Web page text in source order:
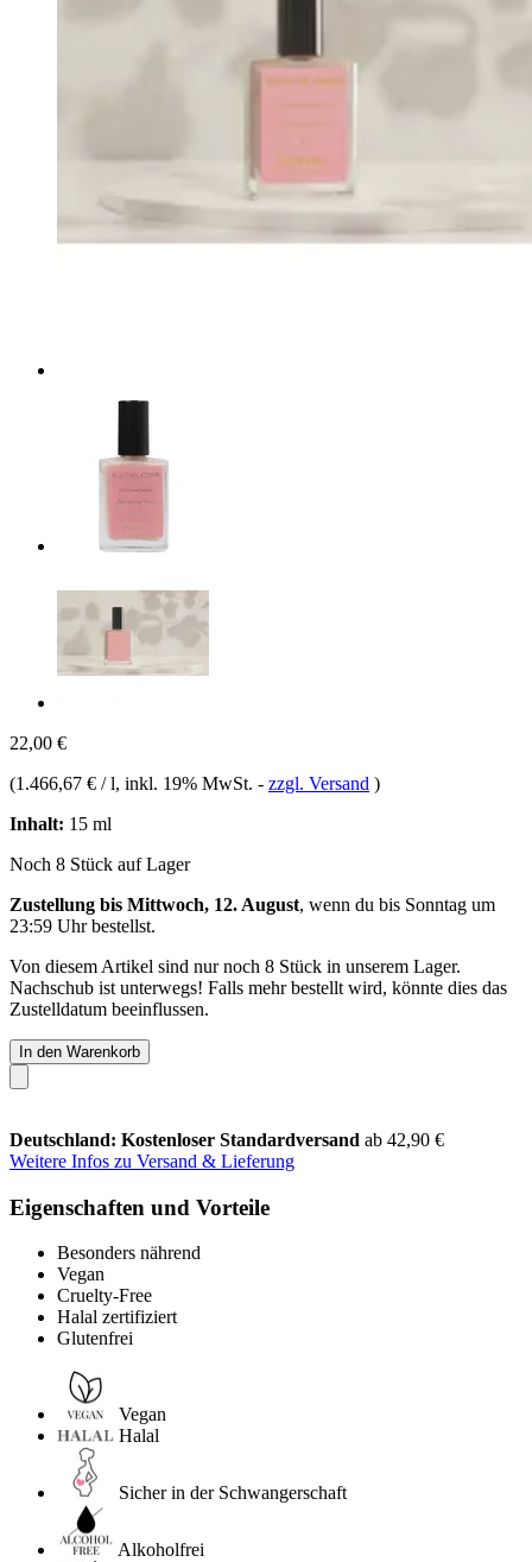
22,00 €
(1.466,67 € / l, inkl. 19% MwSt. - zzgl. Versand )
Inhalt: 15 ml
Noch 8 Stück auf Lager
Zustellung bis Mittwoch, 12. August, wenn du bis Sonntag um
23:59 Uhrbestellst.
Von diesem Artikel sind nur noch 8 Stück in unserem Lager.
Nachschub ist unterwegs! Falls mehr bestellt wird, könnte dies das
Zustelldatum beeinflussen.
In den Warenkorb
Deutschland: Kostenloser Standardversand ab 42,90 €
Weitere Infos zu Versand & Lieferung
Eigenschaften und Vorteile
Besonders nährend
Vegan
Cruelty-Free
Halal zertifiziert
Glutenfrei
Vegan
Halal
Sicher in der Schwangerschaft
Alkoholfrei